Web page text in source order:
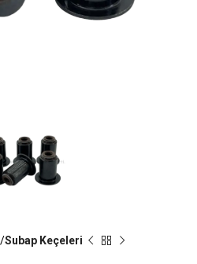
Subap Keçeleri